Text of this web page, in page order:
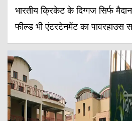
भारतीय क्रिकेट के दिग्गज सिर्फ
फील्ड भी एंटरटेनमेंट का पावरहाउस